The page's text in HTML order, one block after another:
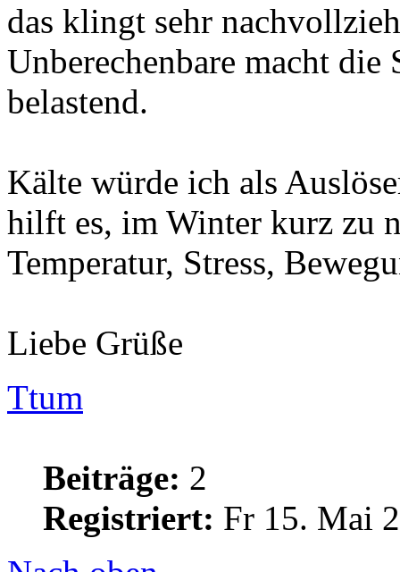
das klingt sehr
Unberechenbare macht
belastend.
Kälte würde ich als
hilft es, im Winter kurz zu
Temperatur, Stress,
Liebe Grüße
Ttum
Beiträge: 2
Registriert: Fr 15. Mai